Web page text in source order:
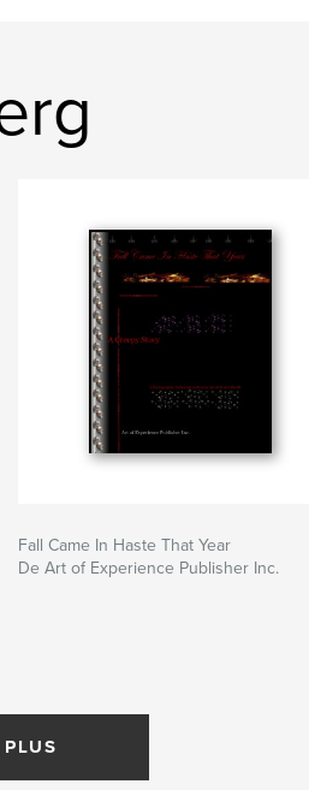
Fall Came In Haste That Year
De Art of Experience Publisher Inc.